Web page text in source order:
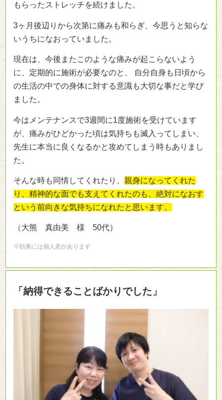
もらったストレッチを続けました。
3ヶ月後辺りから次第に痛みも和らぎ、今思うと知らな
いうちになおっていました。
現在は、今後またこのような痛みが起こらないよう
に、定期的に施術が必要なのと、 自分自身も日頃から
の生活の中での身体に対する意識も大切な事だと学び
ました。
今はメンテナンスで3週間に1度施術を受けています
が、痛みがひどかった頃は気持ちも滅入ってしまい、
先生に本当に良くなるかと攻めてしまう時もありまし
た。
そんな時も同情してくれたり、 親身になってくれた
り、精神的な面でも支えてくれたのも、絶対になおす
という前向きな気持ちになれたと思います。
（大熊 真由美 様 50代）
※効果には個人差があります
「納得できることばかりでした」